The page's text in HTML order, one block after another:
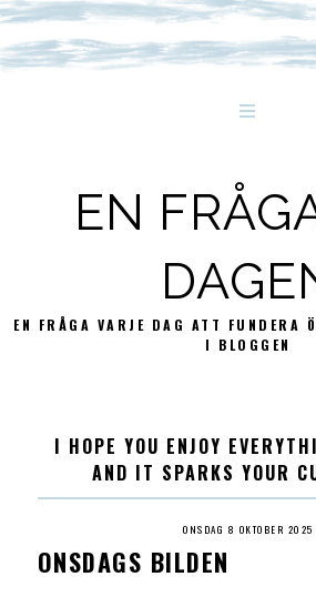
EN
EN FRÅGA VARJE DAG ATT FUNDERA
I BLOGGEN
I HOPE YOU ENJOY
AND IT SPARKS YOUR
ONSDAG 8 OKTOBER 2025
ONSDAGS BILDEN